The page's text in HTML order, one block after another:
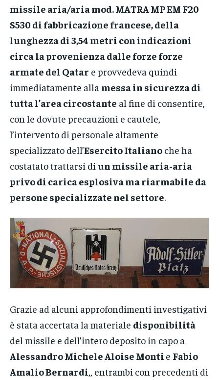
missile aria/aria mod. MATRA MP EM F20
S530 di fabbricazione francese, della
lunghezza di 3,54 metri con indicazioni
circa la provenienza dalle forze forze
armate del Qatar e provvedeva quindi
immediatamente alla messain sicurezza di
tutta l’area circostante al fine di consentire,
con le dovute precauzioni e cautele,
l’intervento di personale altamente
specializzato dell’Esercito Italiano che ha
costatato trattarsi di un missile aria-aria
privo di carica esplosiva ma riarmabile da
persone specializzate nel settore.
Grazie ad alcuni approfondimenti investigativi
è stata accertata la materiale disponibilità
del missile e dell’intero deposito in capo a
Alessandro Michele Aloise Monti e Fabio
Amalio Bernardi
,, entrambi con precedenti di